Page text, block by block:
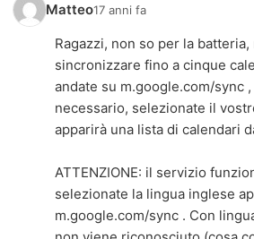
Matteo17 anni fa
Ragazzi, non so per la
sincronizzare fino a cinque
andate su m.google.com/sync
necessario, selezionate il
apparirà una lista di calendari
ATTENZIONE: il servizio
selezionate la lingua inglese
m.google.com/sync . Con